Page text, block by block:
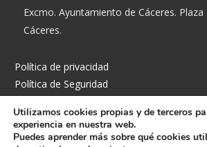
Excmo. Ayuntamiento de Cáceres.
Cáceres.
Política de privacidad
Política de Seguridad
Accesibilidad
Mapa del sitio
Utilizamos cookies propias y de terceros
experiencia en nuestra web.
Puedes aprender más sobre qué cookies